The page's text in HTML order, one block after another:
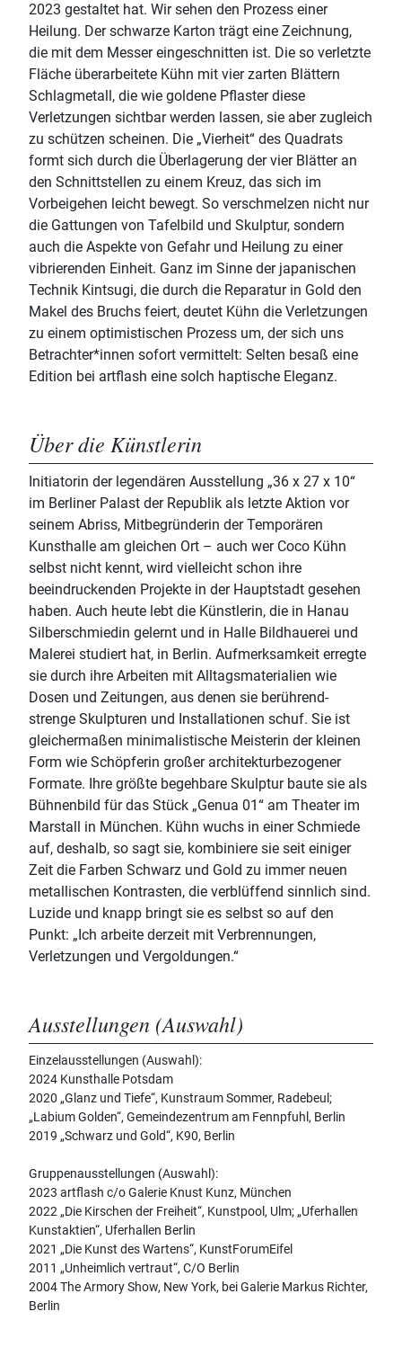
2023 gestaltet hat. Wir sehen den Prozess einer
Heilung. Der schwarze Karton trägt eine Zeichnung,
die mit dem Messer eingeschnitten ist. Die so verletzte
Fläche überarbeitete Kühn mit vier zarten Blättern
Schlagmetall, die wie goldene Pflaster diese
Verletzungen sichtbar werden lassen, sie aber zugleich
zu schützen scheinen. Die „Vierheit“ des Quadrats
formt sich durch die Überlagerung der vier Blätter an
den Schnittstellen zu einem Kreuz, das sich im
Vorbeigehen leicht bewegt. So verschmelzen nicht nur
die Gattungen von Tafelbild und Skulptur, sondern
auch die Aspekte von Gefahr und Heilung zu einer
vibrierenden Einheit. Ganz im Sinne der japanischen
Technik Kintsugi, die durch die Reparatur in Gold den
Makel des Bruchs feiert, deutet Kühn die Verletzungen
zu einem optimistischen Prozess um, der sich uns
Betrachter*innen sofort vermittelt: Selten besaß eine
Edition bei artflash eine solch haptische Eleganz.
Über die Künstlerin
Initiatorin der legendären Ausstellung „36 x 27 x 10“
im Berliner Palast der Republik als letzte Aktion vor
seinem Abriss, Mitbegründerin der Temporären
Kunsthalle am gleichen Ort – auch wer Coco Kühn
selbst nicht kennt, wird vielleicht schon ihre
beeindruckenden Projekte in der Hauptstadt gesehen
haben. Auch heute lebt die Künstlerin, die in Hanau
Silberschmiedin gelernt und in Halle Bildhauerei und
Malerei studiert hat, in Berlin. Aufmerksamkeit erregte
sie durch ihre Arbeiten mit Alltagsmaterialien wie
Dosen und Zeitungen, aus denen sie berührend-
strenge Skulpturen und Installationen schuf. Sie ist
gleichermaßen minimalistische Meisterin der kleinen
Form wie Schöpferin großer architekturbezogener
Formate. Ihre größte begehbare Skulptur baute sie als
Bühnenbild für das Stück „Genua 01“ am Theater im
Marstall in München. Kühn wuchs in einer Schmiede
auf, deshalb, so sagt sie, kombiniere sie seit einiger
Zeit die Farben Schwarz und Gold zu immer neuen
metallischen Kontrasten, die verblüffend sinnlich sind.
Luzide und knapp bringt sie es selbst so auf den
Punkt: „Ich arbeite derzeit mit Verbrennungen,
Verletzungen und Vergoldungen.“
Ausstellungen (Auswahl)
Einzelausstellungen (Auswahl):
2024 Kunsthalle Potsdam
2020 „Glanz und Tiefe“, Kunstraum Sommer, Radebeul;
„Labium Golden“, Gemeindezentrum am Fennpfuhl, Berlin
2019 „Schwarz und Gold“, K90, Berlin
Gruppenausstellungen (Auswahl):
2023 artflash c/o Galerie Knust Kunz, München
2022 „Die Kirschen der Freiheit“, Kunstpool, Ulm; „Uferhallen
Kunstaktien“, Uferhallen Berlin
2021 „Die Kunst des Wartens“, KunstForumEifel
2011 „Unheimlich vertraut“, C/O Berlin
2004 The Armory Show, New York, bei Galerie Markus Richter,
Berlin